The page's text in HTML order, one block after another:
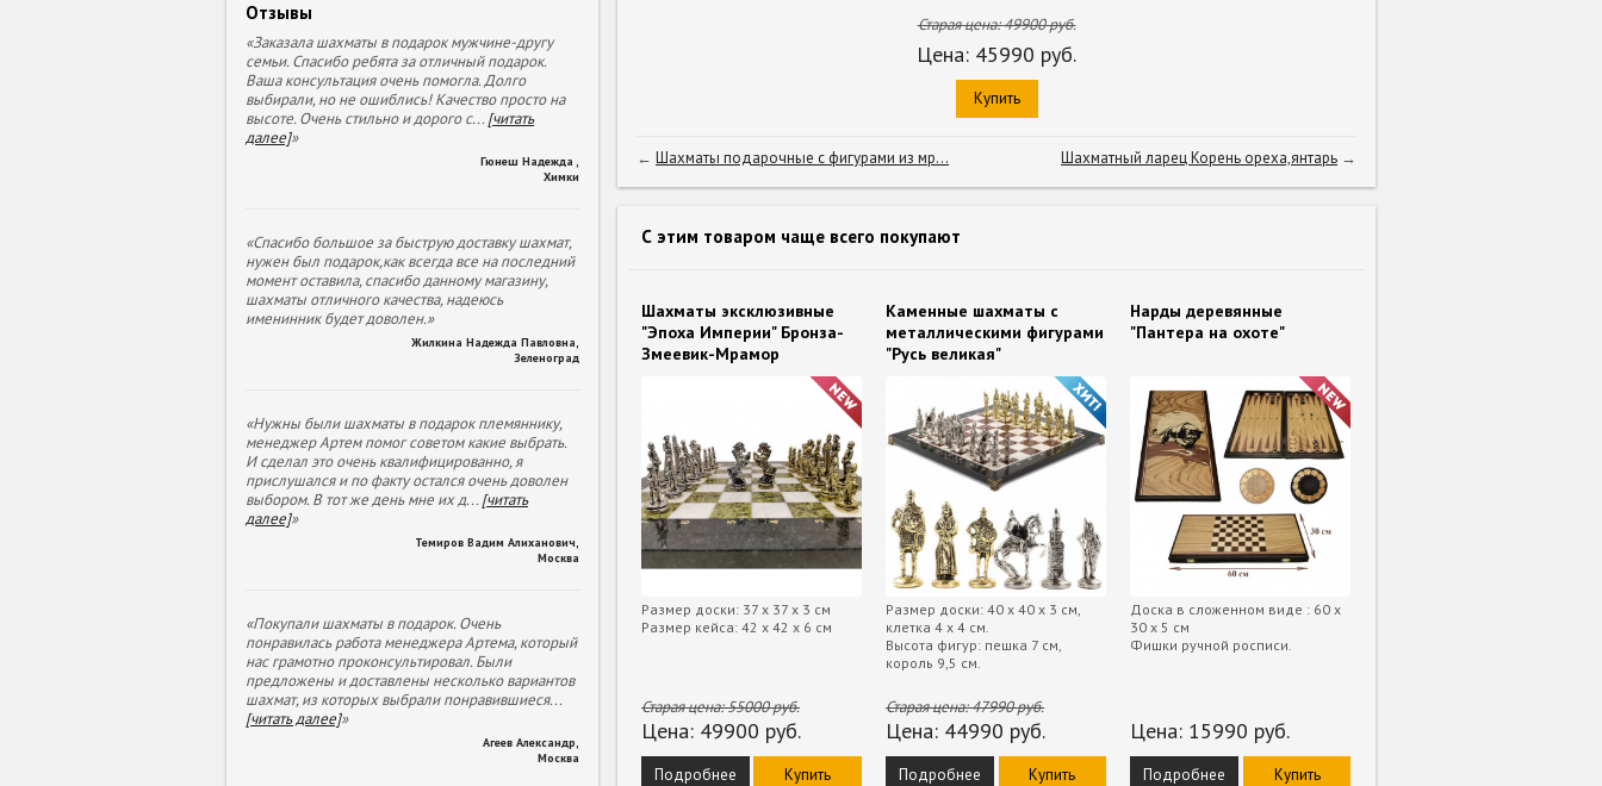
Отзывы
«Заказала шахматы в подарок мужчине-другу
семьи. Спасибо ребята за отличный подарок.
Ваша консультация очень помогла. Долго
выбирали, но не ошиблись! Качество просто на
высоте. Очень стильно и дорого с...[читать
далее]»
Гюнеш Надежда
Химки
«Спасибо большое за быструю доставку шахмат,
нужен был подарок,как всегда все на последний
момент оставила, спасибо данному магазину,
шахматы отличного качества, надеюсь
именинник будет доволен.»
Жилкина Надежда Павловна
Зеленоград
«Нужны были шахматы в подарок племяннику,
менеджер Артем помог советом какие выбрать.
И сделал это очень квалифицированно, я
прислушался и по факту остался очень доволен
выбором. В тот же день мне их д...[читать
далее]»
Темиров Вадим Алиханович
Москва
«Покупали шахматы в подарок. Очень
понравилась работа менеджера Артема, который
нас грамотно проконсультировал. Были
предложены и доставлены несколько вариантов
шахмат, из которых выбрали понравившиеся...
[читать далее]»
Агеев Александр
Москва
Старая цена:49900руб.
Цена: 45990 руб.
Купить
← Шахматы подарочные с фигурами из мр... Шахматный ларец Корень ореха,янтарь →
С этим товаром чаще всего покупают
Шахматы эксклюзивные
"Эпоха Империи" Бронза-
Змеевик-Мрамор
Размер доски: 37 х 37 х 3 см
Размер кейса: 42 х 42 х 6 см
Старая цена:55000руб.
Цена: 49900 руб.
Подробнее Купить
Каменные шахматы с
металлическими фигурами
"Русь великая"
Размер доски: 40 х 40 х 3 см,
клетка 4 х 4 см.
Высота фигур: пешка 7 см,
король 9,5 см.
Старая цена:47990руб.
Цена: 44990 руб.
Подробнее Купить
Нарды деревянные
"Пантера на охоте"
Доска в сложенном виде : 60 х
30 х 5 см
Фишки ручной росписи.
Цена: 15990 руб.
Подробнее Купить